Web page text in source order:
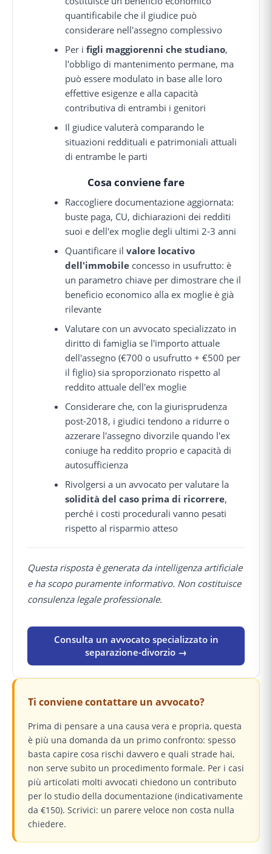
quantificabile che il giudice può
considerare nell'assegno complessivo
Per ifigli maggiorenni che studiano,
l'obbligo di mantenimento permane, ma
può essere modulato in base alle loro
effettive esigenze e alla capacità
contributiva di entrambi i genitori
Il giudice valuterà comparando le
situazioni reddituali e patrimoniali attuali
di entrambe le parti
Cosa conviene fare
Raccogliere documentazione aggiornata:
buste paga, CU, dichiarazioni dei redditi
suoi e dell'ex moglie degli ultimi 2-3 anni
Quantificare ilvalore locativo
dell'immobile concesso in usufrutto: è
un parametro chiave per dimostrare che il
beneficio economico alla ex moglie è già
rilevante
Valutare con un avvocato specializzato in
diritto di famiglia se l'importo attuale
dell'assegno (€700 o usufrutto + €500 per
il figlio) sia sproporzionato rispetto al
reddito attuale dell'ex moglie
Considerare che, con la giurisprudenza
post-2018, i giudici tendono a ridurre o
azzerare l'assegno divorzile quando l'ex
coniuge ha reddito proprio e capacità di
autosufficienza
Rivolgersi a un avvocato per valutare la
solidità del caso prima di ricorrere,
perché i costi procedurali vanno pesati
rispetto al risparmio atteso
Questa risposta è generata da intelligenza artificiale
e ha scopo puramente informativo. Non costituisce
consulenza legale professionale.
Consulta un avvocato specializzato in
separazione-divorzio →
Ti conviene contattare un avvocato?
Prima di pensare a una causa vera e propria, questa
è più una domanda da un primo confronto: spesso
basta capire cosa rischi davvero e quali strade hai,
non serve subito un procedimento formale. Per i casi
più articolati molti avvocati chiedono un contributo
per lo studio della documentazione (indicativamente
da €150). Scrivici: un parere veloce non costa nulla
chiedere.